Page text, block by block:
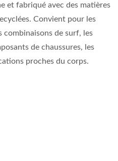
et fabriqué avec des matières
Convient pour les
combinaisons de surf, les
de chaussures, les
proches du corps.